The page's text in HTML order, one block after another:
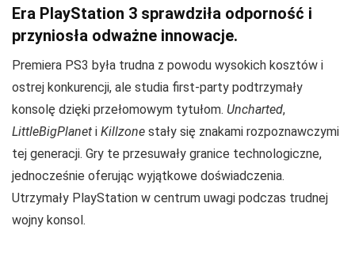
Era PlayStation 3 sprawdziła odporność i
przyniosła odważne innowacje.
Premiera PS3 była trudna z powodu wysokich kosztów i
ostrej konkurencji, ale studia first-party podtrzymały
konsolę dzięki przełomowym tytułom. Uncharted,
LittleBigPlanet i Killzone stały się znakami rozpoznawczymi
tej generacji. Gry te przesuwały granice technologiczne,
jednocześnie oferując wyjątkowe doświadczenia.
Utrzymały PlayStation w centrum uwagi podczas trudnej
wojny konsol.